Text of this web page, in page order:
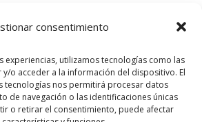
consentimiento
experiencias, utilizamos tecnologías como las
o acceder a la información del dispositivo. El
tecnologías nos permitirá procesar datos
de navegación o las identificaciones únicas
o retirar el consentimiento, puede afectar
su señal de Frecuencia
considerando que tiene 22
plataforma digital para otras